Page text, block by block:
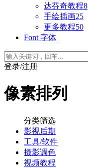
达芬奇教程8
手绘插画25
更多教程50
Font 字体
登录/注册
像素排列
分类筛选
影视后期
工具/软件
摄影调色
视频教程